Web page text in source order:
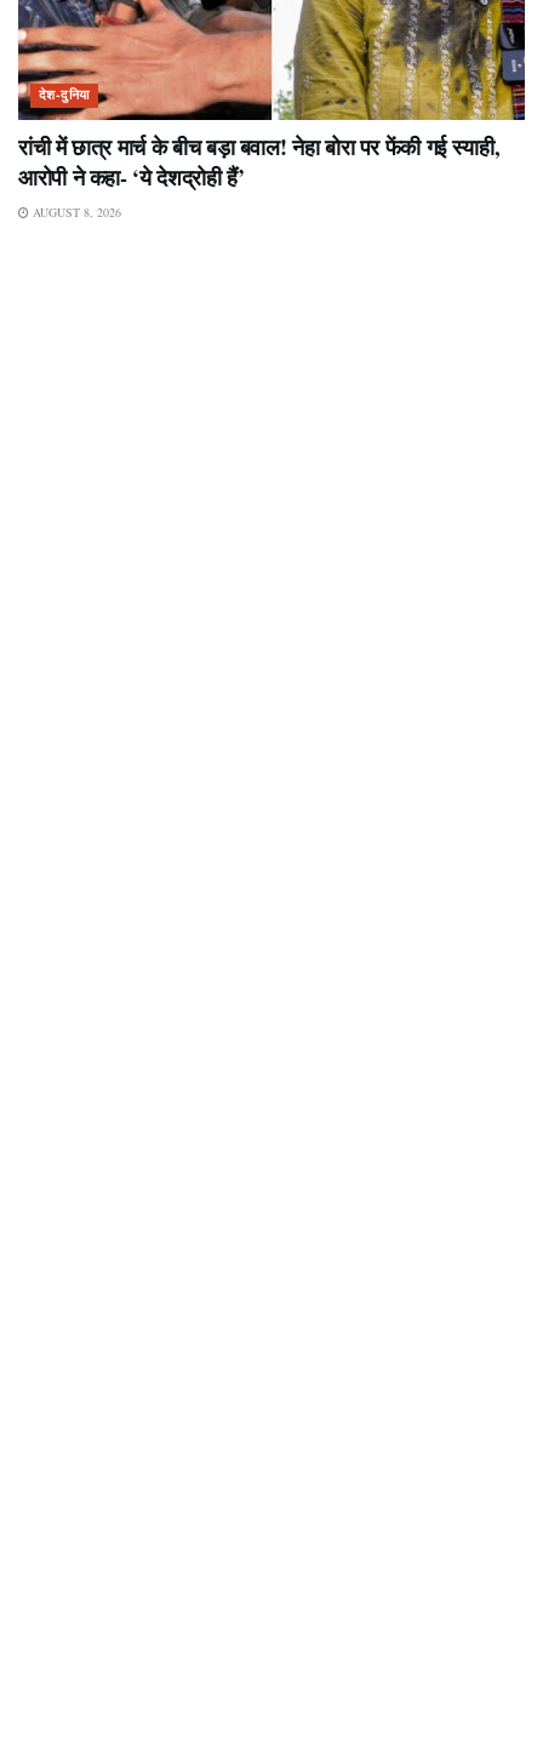
देश-दुनिया
रांची में छात्र मार्च के बीच बड़ा बवाल! नेहा बोरा पर फेंकी गई स्याही,
आरोपी ने कहा- ‘ये देशद्रोही हैं’
AUGUST 8, 2026